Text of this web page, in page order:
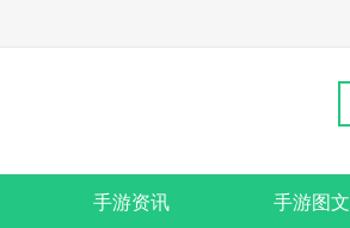
手游资讯 手游图文